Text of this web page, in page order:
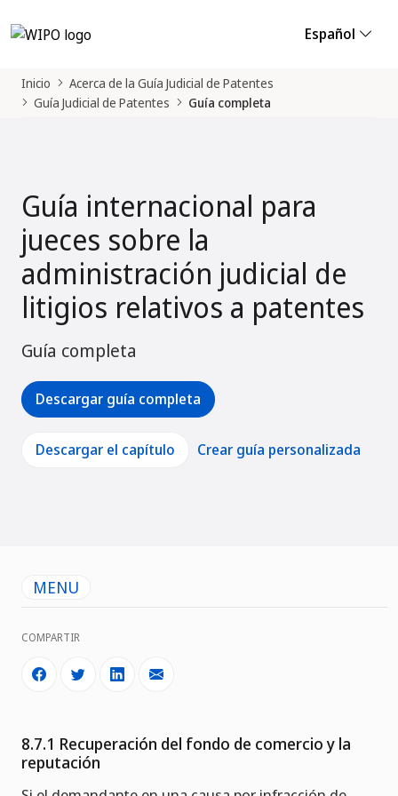
Español
Inicio
Acerca de la Guía Judicial de Patentes
Guía Judicial de Patentes
Guía completa
Guía internacional para
jueces sobre la
administración judicial de
litigios relativos a patentes
Guía completa
Descargar guía completa
Descargar el capítulo Crear guía personalizada
MENU
COMPARTIR
8.7.1 Recuperación del fondo de comercio y la
reputación